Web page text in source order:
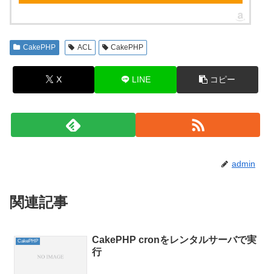
CakePHP ACL CakePHP
X LINE コピー
admin
関連記事
CakePHP
CakePHP cronをレンタルサーバで実
行